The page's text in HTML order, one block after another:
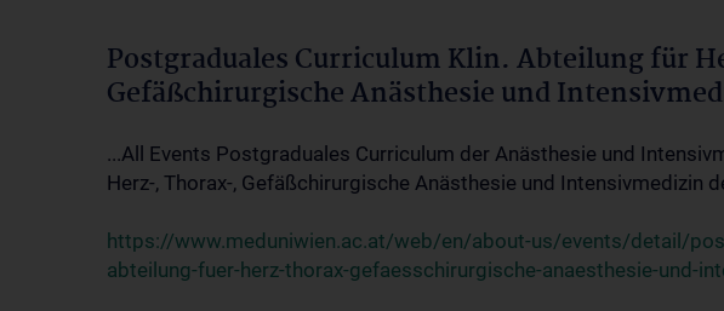
Postgraduales Curriculum Klin. Abteilung für
Gefäßchirurgische Anästhesie und
...All Events Postgraduales Curriculum der Anästhesie und
Herz-, Thorax-, Gefäßchirurgische Anästhesie und Intensivmedizin
https://www.meduniwien.ac.at/web/en/about-us/events/detail/
abteilung-fuer-herz-thorax-gefaesschirurgische-anaesthesie-und-